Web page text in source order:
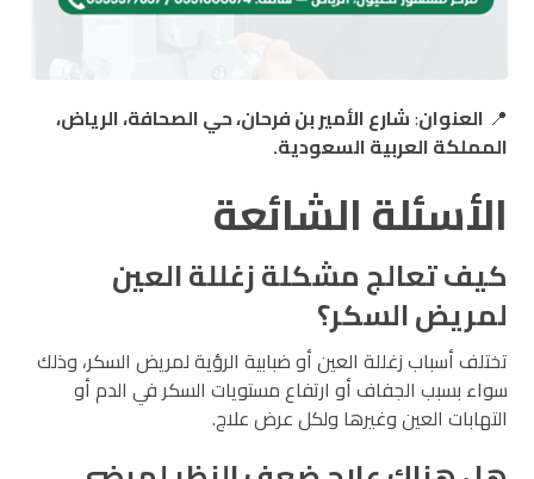
📍 العنوان:شارع الأمير بن فرحان، حي الصحافة، الرياض،
المملكة العربية السعودية.
الأسئلة الشائعة
كيف تعالج مشكلة زغللة العين
لمريض السكر؟
تختلف أسباب زغللة العين أو ضبابية الرؤية لمريض السكر، وذلك
سواء بسبب الجفاف أو ارتفاع مستويات السكر في الدم أو
التهابات العين وغيرها ولكل عرض علاج.